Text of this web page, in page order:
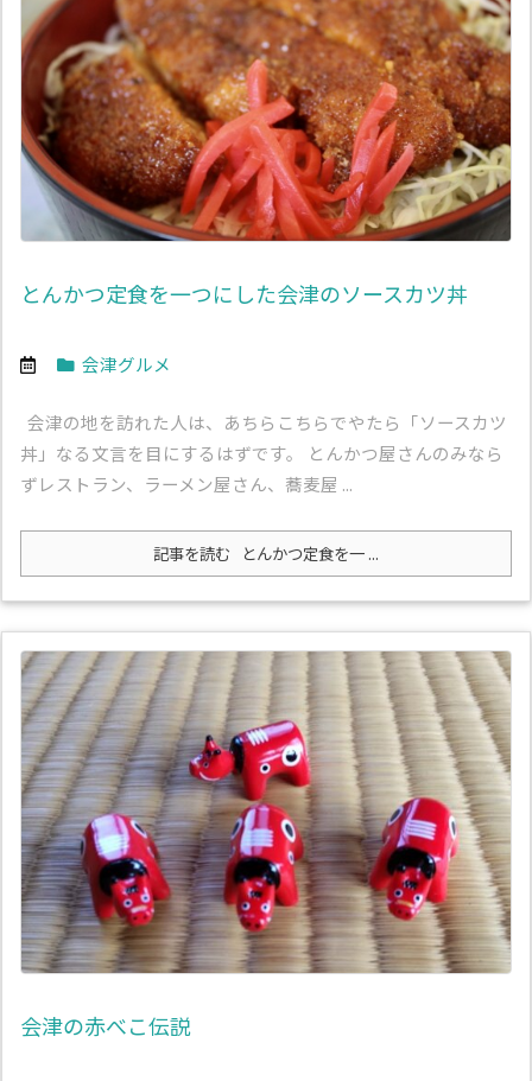
とんかつ定食を一つにした会津のソースカツ丼
会津グルメ
会津の地を訪れた人は、あちらこちらでやたら「ソースカツ
丼」なる文言を目にするはずです。 とんかつ屋さんのみなら
ずレストラン、ラーメン屋さん、蕎麦屋 ...
記事を読む とんかつ定食を一 ...
会津の赤べこ伝説